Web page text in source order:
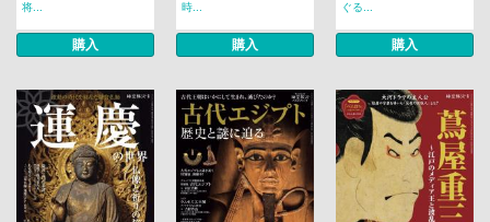
将...
購入
時...
購入
ぐる...
購入